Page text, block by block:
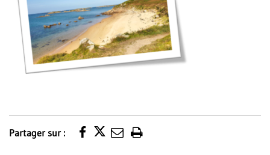
Partager sur :
Imprimer